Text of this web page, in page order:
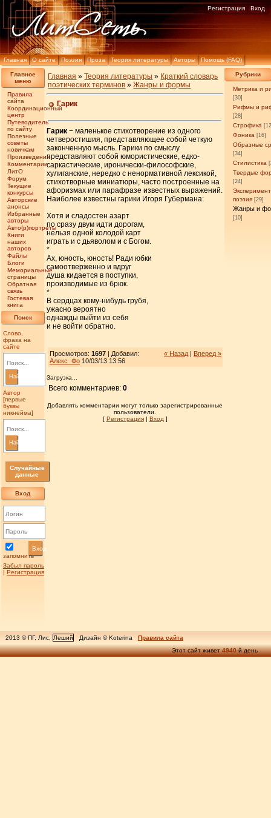
Главная О сайте Поэзия Проза Теория литературы Авторы Помощь (FAQ)
Регистрация Вход
Главное
меню
Правила
сайта
Координационный
центр
Путеводитель
по сайту
Полезные
советы
новичкам
Произведения
Комментарии
ЛитО
Форум
Текущие
конкурсы
Авторские
анонсы
Избранные
авторы
Авто(р)портреты
Книги
наших
авторов
Файлы
Блоги
Мемориальные
страницы
Обратная
связь
Гостевая
книга
Поиск
Слово,
фраза на
сайте
Найти
Автор
[первые
буквы
никнейма]
Найти
Случайные
данные
Вход
запомнить
Вход
Забыл пароль
| Регистрация
Рубрики
Метрика и
[30]
Рифмы и
[28]
Строфика
Фоника [16]
Образные
[34]
Стилистика
Твердые
[24]
поэзия [29]
Жанры и
[10]
Главная »Теория литературы » Краткий словарь
поэтических терминов »Жанры и формы
Гарик
Гарик − маленькое стихотворение из одного
четверостишия, представляющее собой четкую
законченную мысль. Гарики по смыслу
представляют собой юмористические, едко-
саркастические, иронически-философские,
хулиганские, нередко с ненормативной лексикой,
стихотворные миниатюры, часто построенные на
афоризмах или парафразе известных выражений.
Наиболее известны гарики Игоря Губермана:
Хотя и сладостен азарт
по сразу двум идти дорогам,
нельзя одной колодой карт
играть и с дьяволом и с Богом.
*
Ах, юность, юность! Ради юбки
самоотверженно и вдруг
душа кидается в поступки,
производимые из брюк.
*
В сердцах кому-нибудь грубя,
ужасно вероятно
однажды выйти из себя
и не войти обратно.
« Назад | Вперед »
Просмотров: 1697| Добавил:
Алекс_Фо10/03/13 13:56
Загрузка...
Всего комментариев:0
Добавлять комментарии могут только зарегистрированные
пользователи.
[ Регистрация| Вход ]
2013 © ПГ, Лис, Леший Дизайн © Koterina
Правила сайта
Этот сайт живет4940-й день